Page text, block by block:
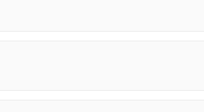
材是此问题的高发诱因。
生产时，会将**外观和配置稍有
的驱动程序**。命名时，通常会
待机状态；